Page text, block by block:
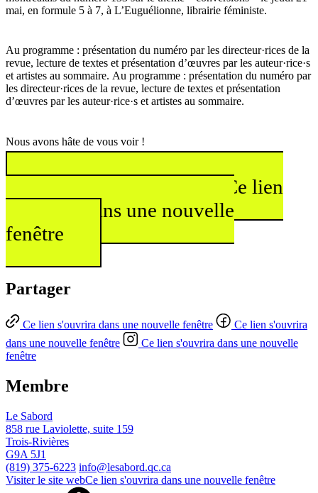
mai, en formule 5 à 7, à L’Euguélionne, librairie féministe.
Au programme : présentation du numéro par les directeur·rices de la
revue, lecture de textes et présentation d’œuvres par les auteur·rice·s
et artistes au sommaire. Au programme : présentation du numéro par
les directeur·rices de la revue, lecture de textes et présentation
d’œuvres par les auteur·rice·s et artistes au sommaire.
Nous avons hâte de vous voir !
Ce lien
s'ouvrira dans une nouvelle
fenêtre
Partager
Ce lien s'ouvrira dans une nouvelle fenêtre
Ce lien s'ouvrira
dans une nouvelle fenêtre
Ce lien s'ouvrira dans une nouvelle
fenêtre
Membre
Le Sabord
858 rue Laviolette, suite 159
Trois-Rivières
G9A 5J1
(819) 375-6223 info@lesabord.qc.ca
Visiter le site webCe lien s'ouvrira dans une nouvelle fenêtre